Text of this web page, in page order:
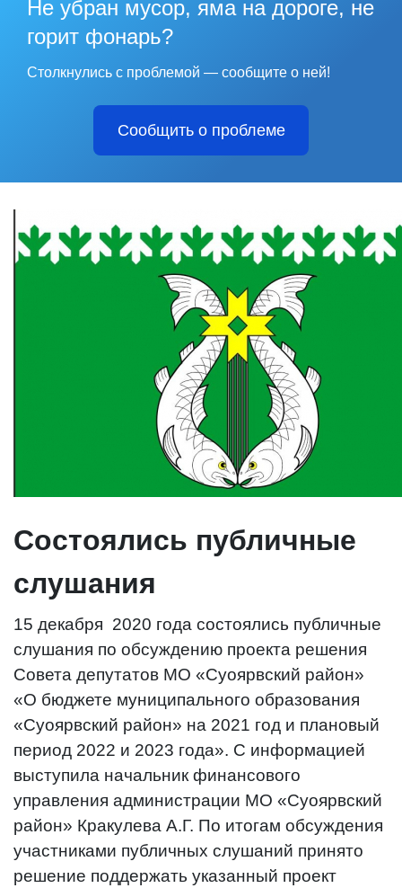
Не убран мусор, яма на дороге, не
горит фонарь?
Столкнулись с проблемой — сообщите о ней!
Сообщить о проблеме
Состоялись публичные
слушания
15 декабря 2020 года состоялись публичные
слушания по обсуждению проекта решения
Совета депутатов МО «Суоярвский район»
«О бюджете муниципального образования
«Суоярвский район» на 2021 год и плановый
период 2022 и 2023 года». С информацией
выступила начальник финансового
управления администрации МО «Суоярвский
район» Кракулева А.Г. По итогам обсуждения
участниками публичных слушаний принято
решение поддержать указанный проект